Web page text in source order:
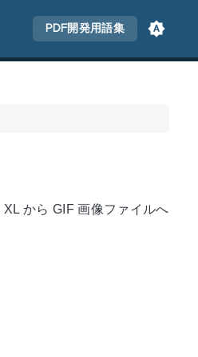
PDF開発用語集
から GIF 画像ファイルへ